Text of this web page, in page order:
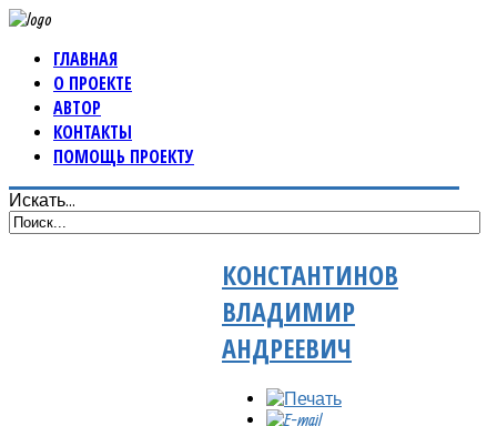
ГЛАВНАЯ
О ПРОЕКТЕ
АВТОР
КОНТАКТЫ
ПОМОЩЬ ПРОЕКТУ
Искать...
КОНСТАНТИНОВ
ВЛАДИМИР
АНДРЕЕВИЧ